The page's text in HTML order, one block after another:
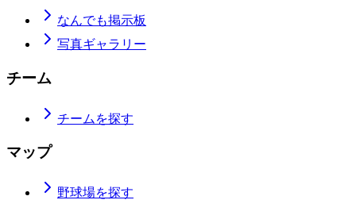
なんでも掲示板
写真ギャラリー
チーム
チームを探す
マップ
野球場を探す